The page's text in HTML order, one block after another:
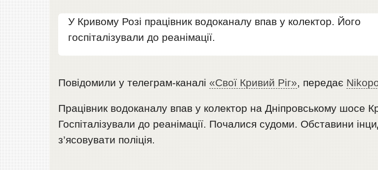
У Кривому Розі працівник водоканалу впав у колектор. Його
госпіталізували до реанімації.
Повідомили у телеграм-каналі«Свої Кривий Ріг», передає
Працівник водоканалу впав у колектор на Дніпровському шосе
Госпіталізували до реанімації. Почалися судоми. Обставини
з’ясовувати поліція.